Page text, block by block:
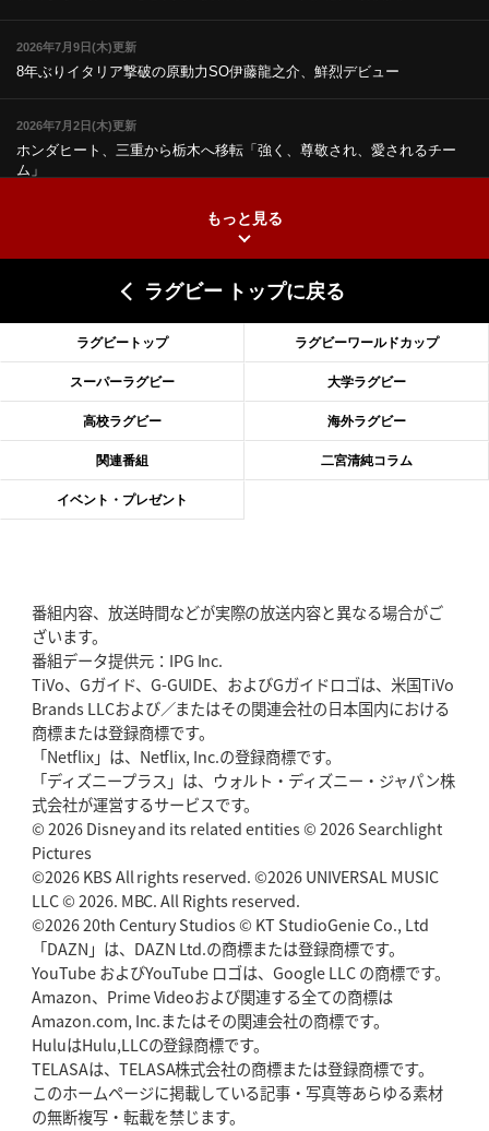
2026年7月9日(木)更新
8年ぶりイタリア撃破の原動力SO伊藤龍之介、鮮烈デビュー
2026年7月2日(木)更新
ホンダヒート、三重から栃木へ移転「強く、尊敬され、愛されるチー
ム」
2026年6月18日(木)更新
滑川剛人レフリー、早過ぎる引退「27年W杯の主審、遠のいた夢」
2026年6月11日(木)更新
神戸、リーグワン初優勝の道のりデイブ・レニーHCの功績と財産
2026年6月4日(木)更新
“泣き虫先生”こと山口良治氏死去「信は力なり」骨太の教育方針
2026年5月21日(木)更新
狭山RG、ライチェル海遥スタッフ入り
ッション
2026年5月14日(木)更新
神戸、1位通過の立役者レタリック
「悲運の闘将」宮地克実氏死去 熱血指導で埼玉WKの基礎築く
2026年4月30日(木)更新
BR東京、「ユニバーサルデー」の意義「特別からノーマルへ」が最終
ゴール
2026年4月23日(木)更新
元代表ラピース、今季限りで引退「クボタは10年いた自分のホーム」
2026年4月16日(木)更新
BL東京「強化拠点」を「共有財産」に新クラブハウスは「皆に開かれ
た空間」
もっと見る
ラグビー トップに戻る
ラグビートップ ラグビーワールドカップ
スーパーラグビー 大学ラグビー
高校ラグビー 海外ラグビー
関連番組 二宮清純コラム
イベント・プレゼント
番組内容、放送時間などが実際の放送内容と異なる場合がご
ざいます。
番組データ提供元：IPG Inc.
TiVo、Gガイド、G-GUIDE、およびGガイドロゴは、米国TiVo
Brands LLCおよび／またはその関連会社の日本国内における
商標または登録商標です。
「Netflix」は、Netflix, Inc.の登録商標です。
「ディズニープラス」は、ウォルト・ディズニー・ジャパン株
式会社が運営するサービスです。
© 2026 Disney and its related entities © 2026 Searchlight
Pictures
©2026 KBS All rights reserved. ©2026 UNIVERSAL MUSIC
LLC © 2026. MBC. All Rights reserved.
©2026 20th Century Studios © KT StudioGenie Co., Ltd
「DAZN」は、DAZN Ltd.の商標または登録商標です。
YouTube およびYouTube ロゴは、Google LLC の商標です。
Amazon、Prime Videoおよび関連する全ての商標は
Amazon.com, Inc.またはその関連会社の商標です。
HuluはHulu,LLCの登録商標です。
TELASAは、TELASA株式会社の商標または登録商標です。
このホームページに掲載している記事・写真等あらゆる素材
の無断複写・転載を禁じます。